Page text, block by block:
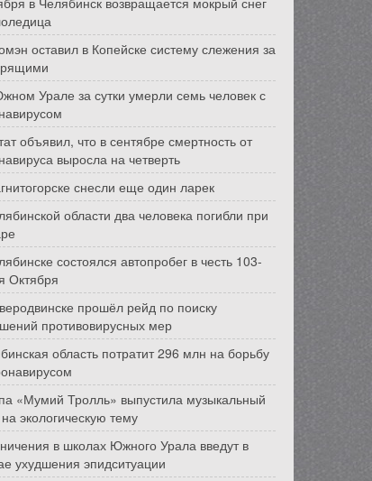
оставил в Копейске систему слежения за
Урале за сутки умерли семь человек с
объявил, что в сентябре смертность от
выросла на четверть
снесли еще один ларек
области два человека погибли при
состоялся автопробег в честь 103-
Октября
прошёл рейд по поиску
противовирусных мер
область потратит 296 млн на борьбу
«Мумий Тролль» выпустила музыкальный
экологическую тему
в школах Южного Урала введут в
ухудшения эпидситуации